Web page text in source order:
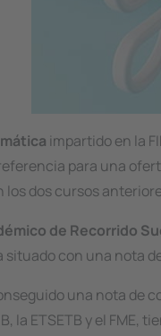
impartido en la
para una
dos cursos
de Recorrido
con una nota
una nota de
la ETSETB y el FME,